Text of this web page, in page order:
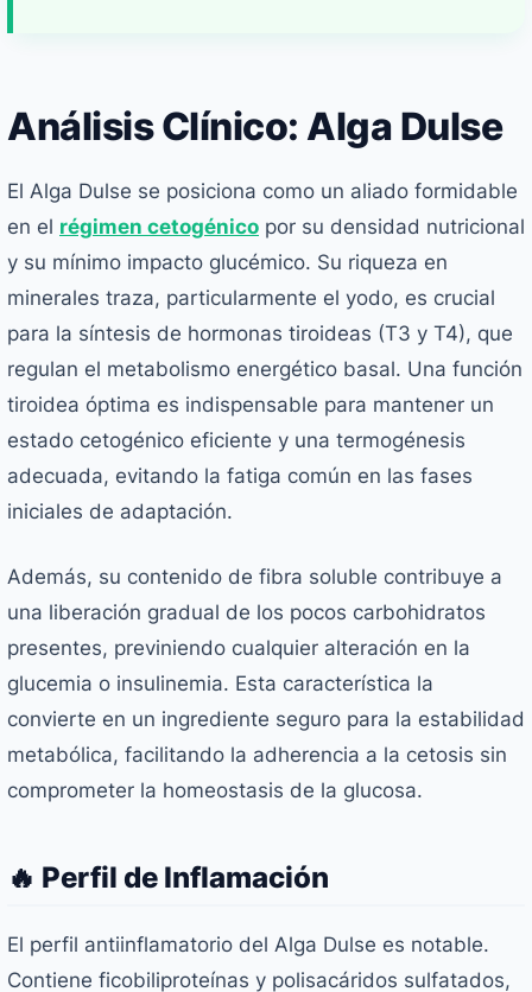
Análisis Clínico: Alga Dulse
El Alga Dulse se posiciona como un aliado formidable
en el régimen cetogénico por su densidad nutricional
y su mínimo impacto glucémico. Su riqueza en
minerales traza, particularmente el yodo, es crucial
para la síntesis de hormonas tiroideas (T3 y T4), que
regulan el metabolismo energético basal. Una función
tiroidea óptima es indispensable para mantener un
estado cetogénico eficiente y una termogénesis
adecuada, evitando la fatiga común en las fases
iniciales de adaptación.
Además, su contenido de fibra soluble contribuye a
una liberación gradual de los pocos carbohidratos
presentes, previniendo cualquier alteración en la
glucemia o insulinemia. Esta característica la
convierte en un ingrediente seguro para la estabilidad
metabólica, facilitando la adherencia a la cetosis sin
comprometer la homeostasis de la glucosa.
🔥 Perfil de Inflamación
El perfil antiinflamatorio del Alga Dulse es notable.
Contiene ficobiliproteínas y polisacáridos sulfatados,